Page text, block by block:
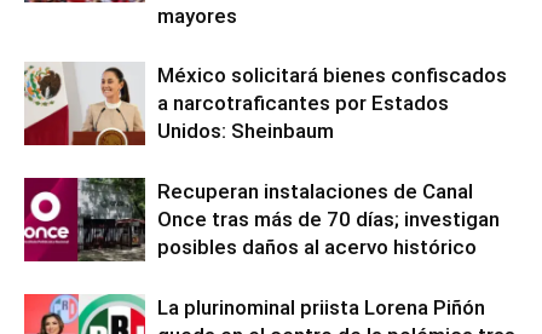
mayores
México solicitará bienes confiscados
a narcotraficantes por Estados
Unidos: Sheinbaum
Recuperan instalaciones de Canal
Once tras más de 70 días; investigan
posibles daños al acervo histórico
La plurinominal priista Lorena Piñón